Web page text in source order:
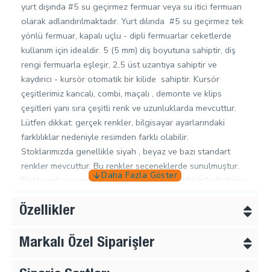
yurt dışında #5 su geçirmez fermuar veya su itici fermuarı
olarak adlandırılmaktadır. Yurt dılında #5 su geçirmez tek
yönlü fermuar, kapalı uçlu - dipli fermuarlar ceketlerde
kullanım için idealdir. 5 (5 mm) diş boyutuna sahiptir, diş
rengi fermuarla eşleşir, 2,5 üst uzantıya sahiptir ve
kaydırıcı - kursör otomatik bir kilide sahiptir. Kursör
çeşitlerimiz kancalı, combi, maçalı , demonte ve klips
çeşitleri yanı sıra çeşitli renk ve uzunluklarda mevcuttur.
Lütfen dikkat: gerçek renkler, bilgisayar ayarlarındaki
farklılıklar nedeniyle resimden farklı olabilir.
Stoklarımızda genellikle siyah , beyaz ve bazı standart
renkler mevcuttur. Bu renkler seçeneklerde sunulmuştur.
Farklı renk ve uzunluk siparişleri için lütfen bizimle iletişime
Kursör Çeşitleri;
kataloğumuzdan beğendiği elciği kanca vasıtası ile
Demonte :Müşteri sonradan kendi markalı veya
Özellikler
Markalı Özel Siparişler